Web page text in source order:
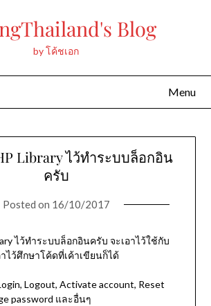
Blog
by โค้ชเอก
Menu
Library ไว้ทำระบบล็อกอิน
ครับ
Posted on 16/10/2017
ไว้ทำระบบล็อกอินครับ จะเอาไว้ใช้กับ
ไว้ศึกษาโค้ดที่เค้าเขียนก็ได้
Logout, Activate account, Reset
password และอื่นๆ